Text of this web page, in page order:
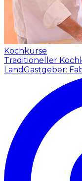
Kochkurse
Traditioneller
LandGastgeber: